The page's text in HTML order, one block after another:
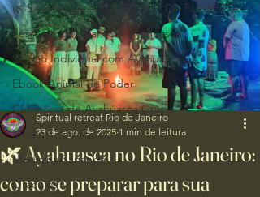
🌿 SANANGA — O COLÍRIO DA FLORESTA
Sessão Individual com Ayahuasca
Sessão Individual com Ayahuasca
Ebook Animal de Poder
Cerimônia de Ayahuasca Grupo
Medicina do Rapé
Medicina Sananga
Oráculos
🌿 Ayahuasca no Rio de Janeiro:
como se preparar para sua
Spiritual retreat Rio de Janeiro
23 de ago. de 2025 1 min de leitura